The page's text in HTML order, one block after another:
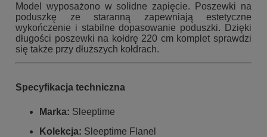
Model wyposażono w solidne zapięcie. Poszewki na
poduszkę ze staranną zapewniają estetyczne
wykończenie i stabilne dopasowanie poduszki. Dzięki
długości poszewki na kołdrę 220 cm komplet sprawdzi
się także przy dłuższych kołdrach.
Specyfikacja techniczna
Marka: Sleeptime
Kolekcja: Sleeptime Flanel